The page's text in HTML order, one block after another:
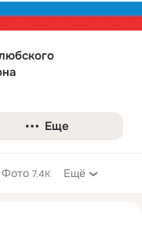
Еще
Фото 7.4K Ещё